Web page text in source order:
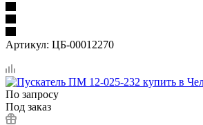
Артикул: ЦБ-00012270
По запросу
Под заказ